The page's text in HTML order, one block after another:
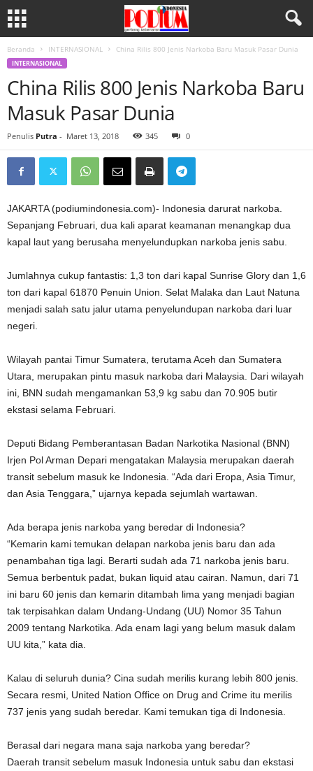
Beranda INTERNASIONAL China Rilis 800 Jenis Narkoba Baru Masuk Pasar Dunia
INTERNASIONAL
China Rilis 800 Jenis Narkoba Baru
Masuk Pasar Dunia
Penulis Putra - Maret 13, 2018 345 0
JAKARTA (podiumindonesia.com)- Indonesia darurat narkoba.
Sepanjang Februari, dua kali aparat keamanan menangkap dua
kapal laut yang berusaha menyelundupkan narkoba jenis sabu.
Jumlahnya cukup fantastis: 1,3 ton dari kapal Sunrise Glory dan 1,6
ton dari kapal 61870 Penuin Union. Selat Malaka dan Laut Natuna
menjadi salah satu jalur utama penyelundupan narkoba dari luar
negeri.
Wilayah pantai Timur Sumatera, terutama Aceh dan Sumatera
Utara, merupakan pintu masuk narkoba dari Malaysia. Dari wilayah
ini, BNN sudah mengamankan 53,9 kg sabu dan 70.905 butir
ekstasi selama Februari.
Deputi Bidang Pemberantasan Badan Narkotika Nasional (BNN)
Irjen Pol Arman Depari mengatakan Malaysia merupakan daerah
transit sebelum masuk ke Indonesia. “Ada dari Eropa, Asia Timur,
dan Asia Tenggara,” ujarnya kepada sejumlah wartawan.
Ada berapa jenis narkoba yang beredar di Indonesia?
“Kemarin kami temukan delapan narkoba jenis baru dan ada
penambahan tiga lagi. Berarti sudah ada 71 narkoba jenis baru.
Semua berbentuk padat, bukan liquid atau cairan. Namun, dari 71
ini baru 60 jenis dan kemarin ditambah lima yang menjadi bagian
tak terpisahkan dalam Undang-Undang (UU) Nomor 35 Tahun
2009 tentang Narkotika. Ada enam lagi yang belum masuk dalam
UU kita,” kata dia.
Kalau di seluruh dunia? Cina sudah merilis kurang lebih 800 jenis.
Secara resmi, United Nation Office on Drug and Crime itu merilis
737 jenis yang sudah beredar. Kami temukan tiga di Indonesia.
Berasal dari negara mana saja narkoba yang beredar?
Daerah transit sebelum masuk Indonesia untuk sabu dan ekstasi